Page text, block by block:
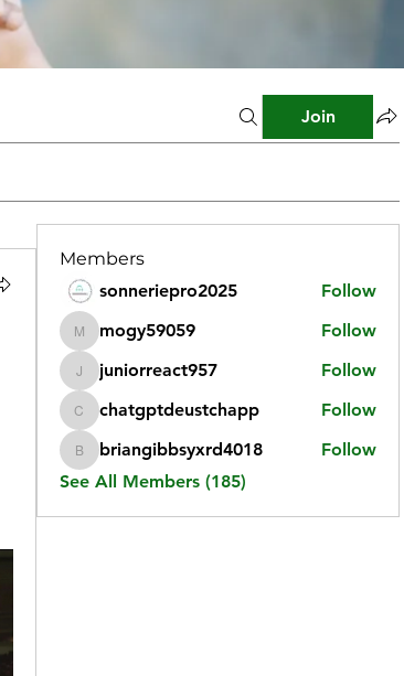
Join
Members
sonneriepro2025
Follow
mogy59059
mogy59059 Follow
juniorreact957
juniorreact957 Follow
chatgptdeustchapp
chatgptdeustchapp Follow
briangibbsyxrd4018
briangibbsyxrd4018
Follow
See All Members (185)